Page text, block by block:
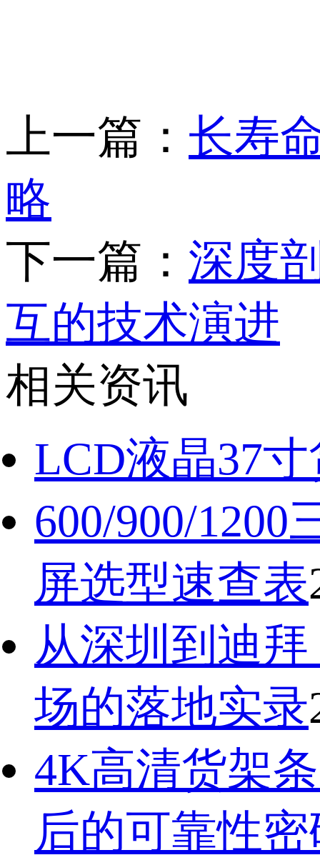
上一篇： 长寿
略
下一篇： 深度
互的技术演进
相关资讯
LCD液晶37
600/900/
屏选型速查表
从深圳到迪
场的落地实录
4K高清货架
后的可靠性密